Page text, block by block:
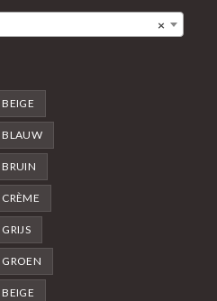
×
BLAUW
BRUIN